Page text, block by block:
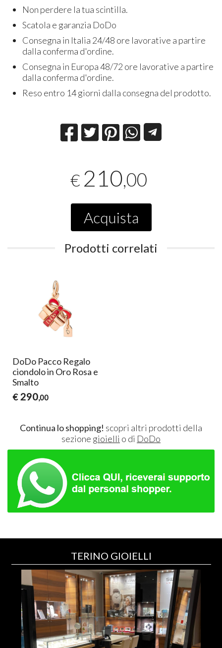
Non perdere la tua scintilla.
Scatola e garanzia DoDo
Consegna in Italia 24/48 ore lavorative a partire
dalla conferma d'ordine.
Consegna in Europa 48/72 ore lavorative a partire
dalla conferma d'ordine.
Reso entro 14 giorni dalla consegna del prodotto.
€ 210,00
Acquista
Prodotti correlati
DoDo Pacco Regalo
ciondolo in Oro Rosa e
Smalto
€ 290,00
Continua lo shopping! scopri altri prodotti della
sezione gioielli o di DoDo
TERINO GIOIELLI